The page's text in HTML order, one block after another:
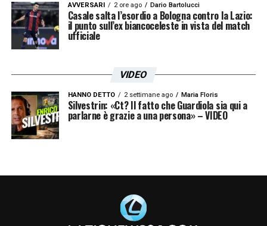
AVVERSARI 2 ore ago Dario Bartolucci
Casale salta l’esordio a Bologna contro la Lazio:
il punto sull’ex biancoceleste in vista del match
ufficiale
VIDEO
HANNO DETTO 2 settimane ago Maria Floris
Silvestrin: «Ct? Il fatto che Guardiola sia qui a
parlarne è grazie a una persona» – VIDEO